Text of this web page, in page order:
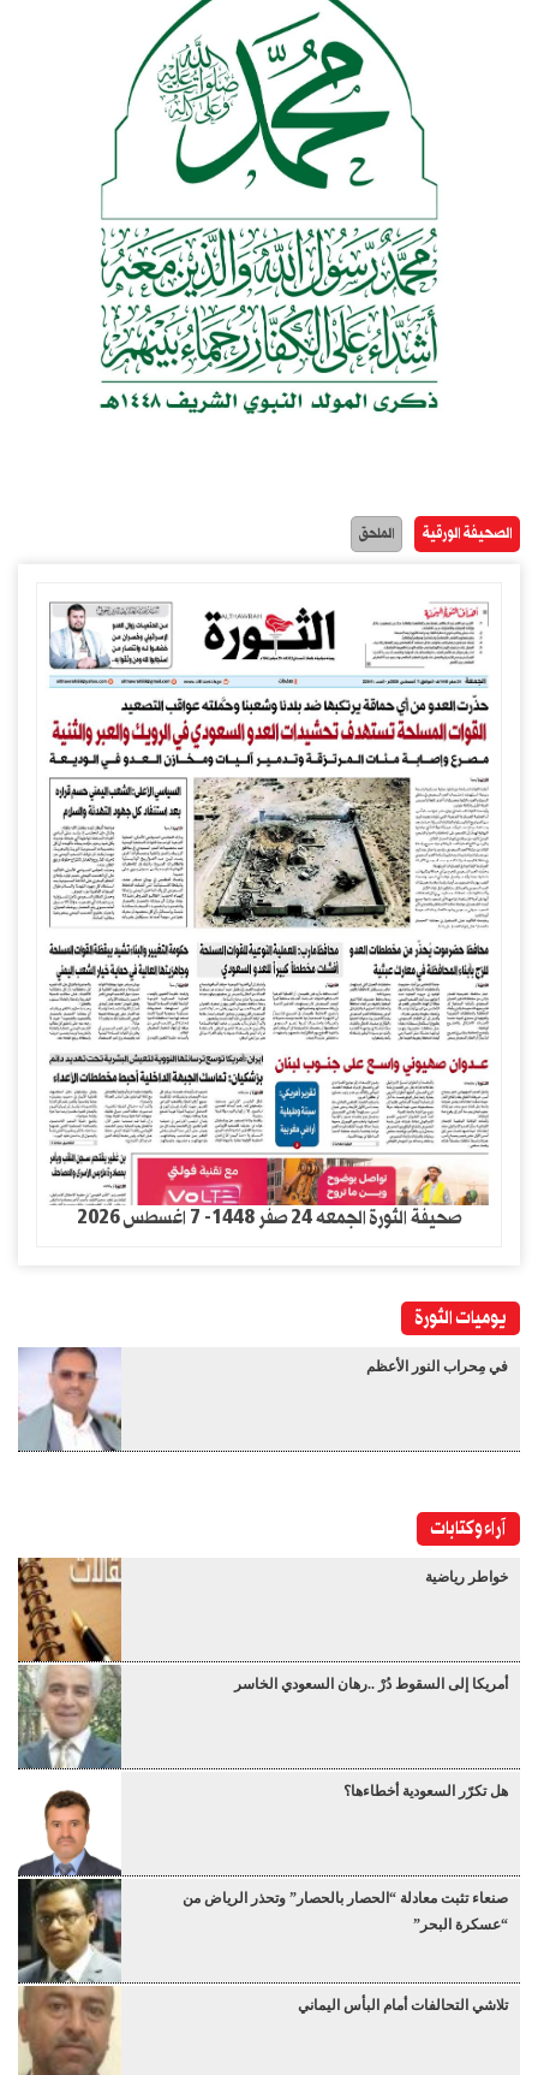
الصحيفة الورقية الملحق
صحيفة الثورة الجمعه 24 صفر 1448- 7 اغسطس 2026
يوميات الثورة
في مِحراب النور الأعظم
آراء وكتابات
خواطر رياضية
أمريكا إلى السقوط دُرْ ..رهان السعودي الخاسر
هل تكرّر السعودية أخطاءها؟
صنعاء تثبت معادلة “الحصار بالحصار” وتحذر الرياض من
“عسكرة البحر”
تلاشي التحالفات أمام البأس اليماني